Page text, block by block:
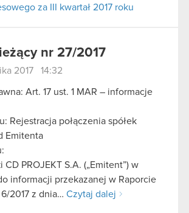
za III kwartał 2017 roku
nr 27/2017
2017 14:32
Art. 17 ust. 1 MAR – informacje
Rejestracja połączenia spółek
Emitenta
CD PROJEKT S.A. („Emitent”) w
informacji przekazanej w Raporcie
2017 z dnia… Czytaj dalej